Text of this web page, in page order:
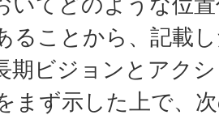
ることから、記載
期ビジョンとアク
まず示した上で、